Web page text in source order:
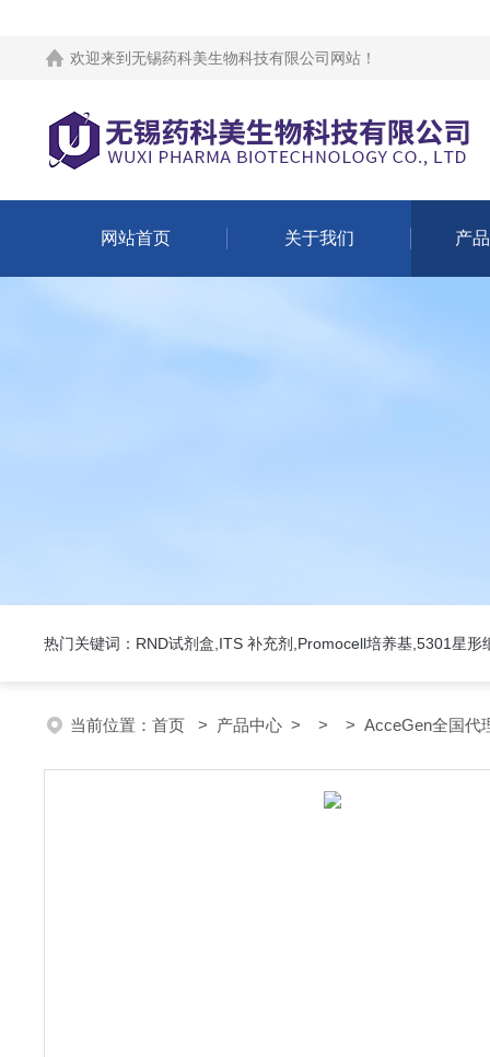
欢迎来到 无锡药科美生物科技有限公司网站 ！
网站首页 关于我们 产
热门关键词：RND试剂盒,ITS 补充剂,Promocell培养基,5301星形
当前位置： 首页 > 产品中心 > > > AcceGen全国代